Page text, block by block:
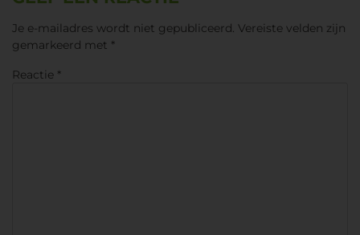
Je e-mailadres wordt niet gepubliceerd. Vereiste velden zijn
gemarkeerd met *
Reactie *